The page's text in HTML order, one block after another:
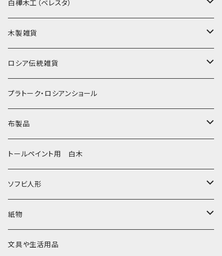
イコンモチーフ
クリスマス
ノリンスクの子達
動物マトリョーシカ
セミョーノフの子達
その他のマトショーシカ
キーロフの子達
イリーナ・ヴァトゥルーシキナ
タマラ・コリエワ
ナジェジダ・イワンツォワ
リュボーフィ・ブズイキナ
タチアナ ドゥビニッチ
エレナ・イワンツォワ
バローニナ・マリヤ
ヴィクトル・ニキーチン
その他
白樺木工（ベレスタ）
型押しの箱
キャニスター
白樺編み
トレイ・平皿
白樺靴
白樺その他
木製雑貨
ニードルケース・お針刺し
ベル・起きあがりこぼし
オルゴール
キッチン
イースターエッグ
小物入れ・ボトルケース
置物
ロシア伝統雑貨
ホフロマ
アルハンゲリスク
ゴロジェッツ
ジョストボ
グジェリ
プラトーク・ロシアンショール
布製品
キッチンクロス
ソビエトデザイン 昔の布
切り売り布・リボン
その他
トールペイント用 白木
ソフビ人形
現代物
ソビエト時代モノ等
紙物
本類
文具や生活用品